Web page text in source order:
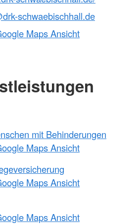
schwaebischhall.de
Maps Ansicht
mit Behinderungen
Maps Ansicht
Maps Ansicht
Maps Ansicht